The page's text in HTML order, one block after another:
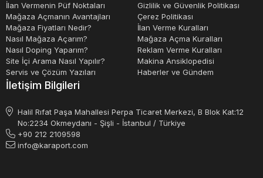
İlan Vermenin Püf Noktaları
Mağaza Açmanın Avantajları
Mağaza Fiyatları Nedir?
Nasıl Mağaza Açarım?
Nasıl Doping Yaparım?
Site İçi Arama Nasıl Yapılır?
Servis ve Çözüm Yazıları
Gizlilik ve Güvenlik Politikası
Çerez Politikası
İlan Verme Kuralları
Mağaza Açma Kuralları
Reklam Verme Kuralları
Makina Ansiklopedisi
Haberler ve Gündem
İletişim Bilgileri
Halil Rıfat Paşa Mahallesi Perpa Ticaret Merkezi, B Blok Kat:12
No:2234 Okmeydanı - Şişli - İstanbul / Türkiye
+90 212 2109598
info@karaport.com